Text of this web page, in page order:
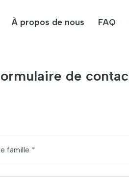
À propos de nous FAQ
de
famille *